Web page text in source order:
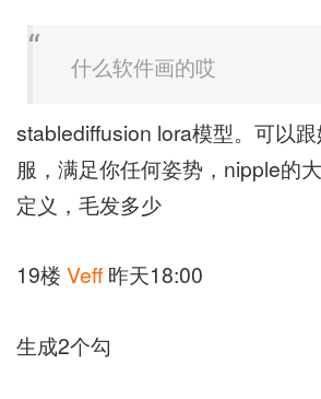
什么软件画的哎
stablediffusion lora模型。可以
服，满足你任何姿势，nipple的
定义，毛发多少
19楼 Veff 昨天18:00
生成2个勾